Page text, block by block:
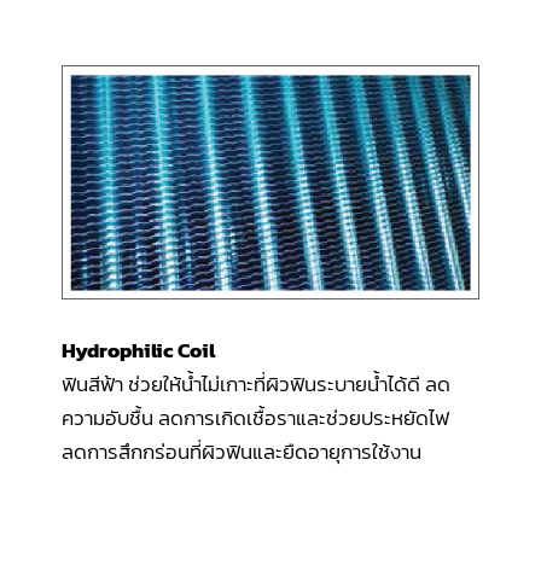
Hydrophilic Coil
ฟินสีฟ้า ช่วยให้น้ำไม่เกาะที่ผิวฟินระบายน้ำได้ดี ลด
ความอับชื้น ลดการเกิดเชื้อราและช่วยประหยัดไฟ
ลดการสึกกร่อนที่ผิวฟินและยืดอายุการใช้งาน